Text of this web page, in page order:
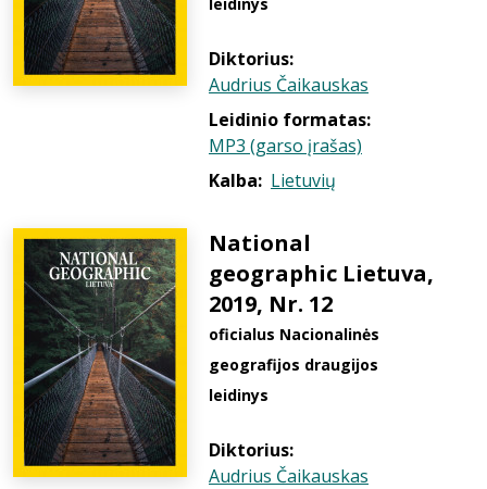
Diktorius:
Audrius Čaikauskas
Leidinio formatas:
MP3 (garso įrašas)
Kalba: Lietuvių
National
geographic Lietuva,
2019, Nr. 12
oficialus Nacionalinės
geografijos draugijos
leidinys
Diktorius:
Audrius Čaikauskas